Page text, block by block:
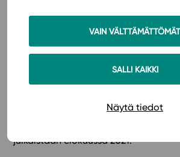
VAIN VÄLTTÄMÄTTÖMÄT
SALLI KAIKKI
Näytä tiedot
saatavilla on muokattavat
laaja koetehtäväpankki.
oppimateriaalin sisällöt kattava
Oppimateriaaliin pääset nyt
julkaistaan elokuussa 2021.